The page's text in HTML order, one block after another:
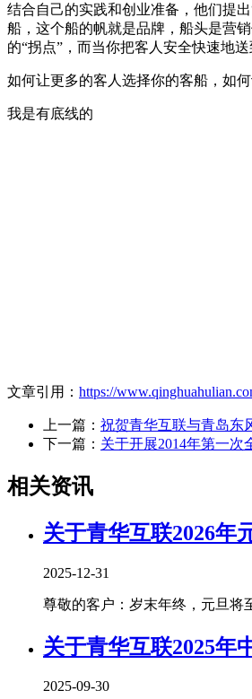
结合自己的实践和创业准备，他们提
船，这个船的帆就是品牌，船头是营
的“拐点”，而当你把客人安全快速地
如何让更多的客人选择你的客船，如
我是有底线的
文章引用： https://
上一篇： 祝贺青华互联与青岛东
下一篇： 关于开展2014年第一次
相关资讯
关于青华互联2026年
2025-12-31
尊敬的客户：岁末年终，元旦将
关于青华互联2025年
2025-09-30